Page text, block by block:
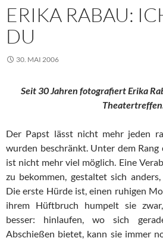
ERIKA RABAU:
DU
30. MAI 2006
Seit 30 Jahren fotografiert Erika
Der Papst lässt nicht mehr jeden
wurden beschränkt. Unter dem Rang
ist nicht mehr viel möglich. Eine
zu bekommen, gestaltet sich
Die erste Hürde ist, einen ruhigen
ihrem Hüftbruch humpelt sie
besser: hinlaufen, wo sich
Abschießen bietet, kann sie immer